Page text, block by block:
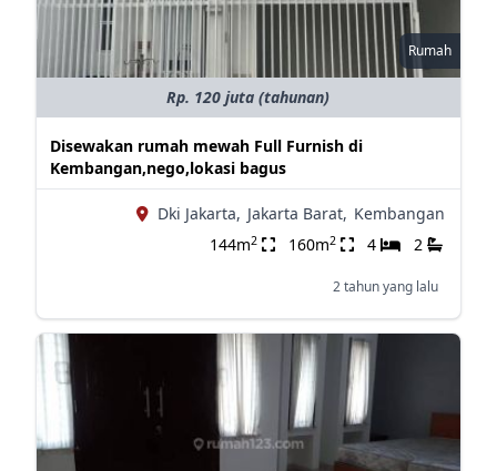
Rumah
Rp. 120 juta (tahunan)
Disewakan rumah mewah Full Furnish di
Kembangan,nego,lokasi bagus
Dki Jakarta, Jakarta Barat, Kembangan
144m2 160m2 4 2
2 tahun yang lalu